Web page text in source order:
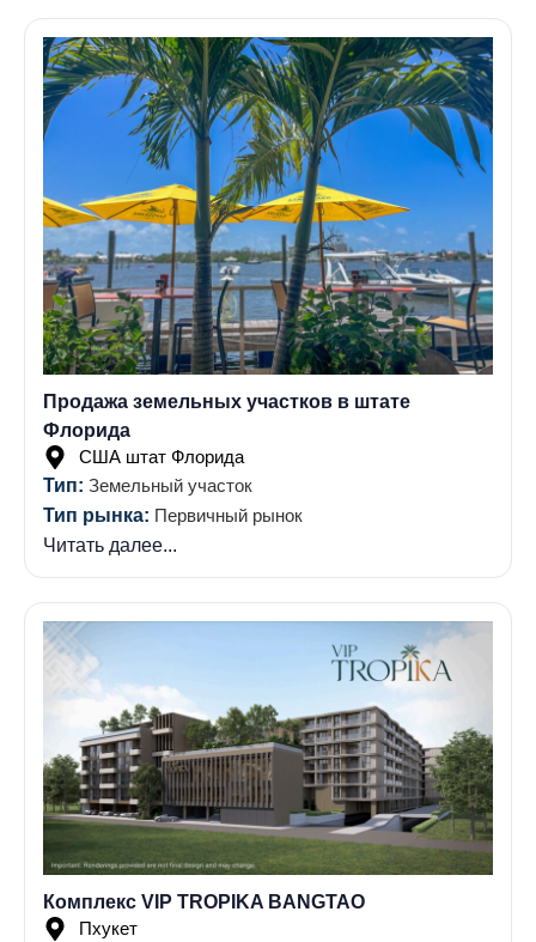
Продажа земельных участков в штате
Флорида
США штат Флорида
Тип: Земельный участок
Тип рынка: Первичный рынок
Читать далее...
Комплекс VIP TROPIKA BANGTAO
Пхукет